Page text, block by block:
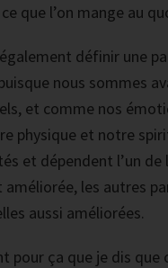
que l’on mange au
définir une
nous sommes
et comme nos
physique et notre
et dépendent l’un de
améliorée, les autres
aussi améliorées.
pour ça que je dis que